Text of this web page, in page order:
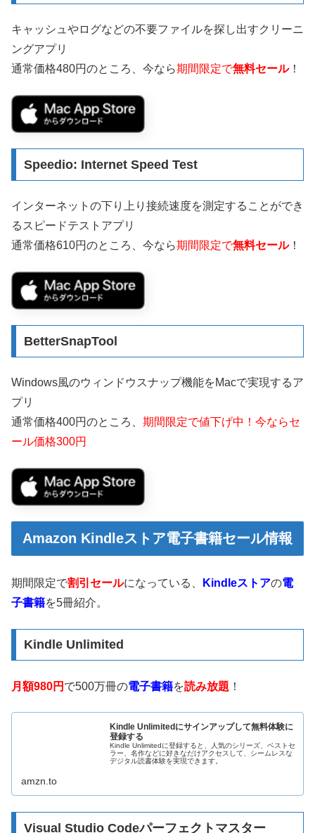
キャッシュやログなどの不要ファイルを探し出すクリーニ
ングアプリ
通常価格480円のところ、今なら期間限定で無料セール！
Speedio: Internet Speed Test
インターネットの下り上り接続速度を測定することができ
るスピードテストアプリ
通常価格610円のところ、今なら期間限定で無料セール！
BetterSnapTool
Windows風のウィンドウスナップ機能をMacで実現するア
プリ
通常価格400円のところ、 期間限定で値下げ中！今ならセ
ール価格300円
Amazon Kindleストア電子書籍セール情報
期間限定で割引セールになっている、 Kindleストアの電
子書籍を5冊紹介。
Kindle Unlimited
月額980円 で500万冊の電子書籍を読み放題 ！
Kindle Unlimitedにサインアップして無料体験に
登録する
Kindle Unlimitedに登録すると、人気のシリーズ、ベストセ
ラー、名作などに好きなだけアクセスして、シームレスな
デジタル読書体験を実現できます。
amzn.to
Visual Studio Codeパーフェクトマスター